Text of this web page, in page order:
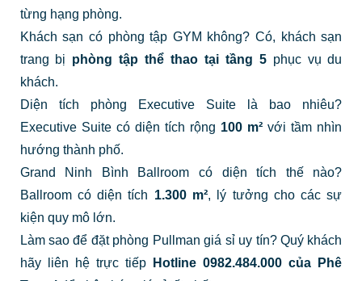
từng hạng phòng.
Khách sạn có phòng tập GYM không? Có, khách sạn
trang bị phòng tập thể thao tại tầng 5phục vụ du
khách.
Diện tích phòng Executive Suite là bao nhiêu?
Executive Suite có diện tích rộng 100 m² với tầm nhìn
hướng thành phố.
Grand Ninh Bình Ballroom có diện tích thế nào?
Ballroom có diện tích 1.300 m², lý tưởng cho các sự
kiện quy mô lớn.
Làm sao để đặt phòng Pullman giá sỉ uy tín? Quý khách
hãy liên hệ trực tiếp
Hotline 0982.484.000 của Phê